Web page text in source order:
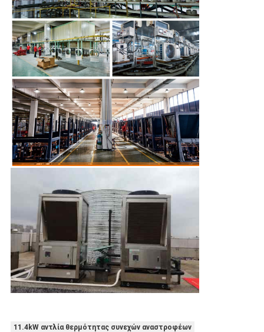
11.4kW αντλία θερμότητας συνεχών αναστροφέων